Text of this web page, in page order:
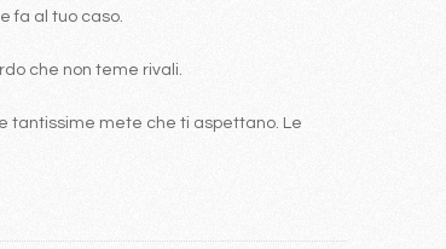
fa al tuo caso.
che non teme rivali.
tantissime mete che ti aspettano. Le